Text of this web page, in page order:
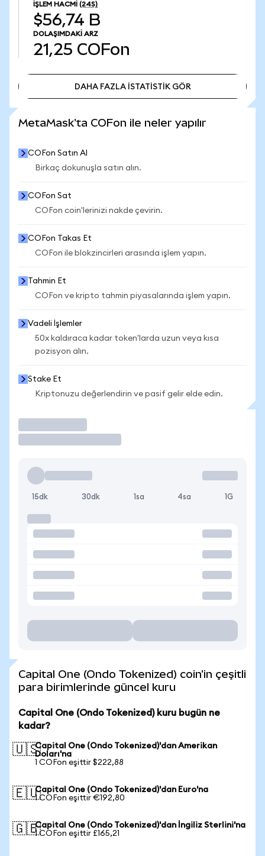
İŞLEM HACMI (24S)
$56,74 B
DOLAŞIMDAKI ARZ
21,25 COFon
DAHA FAZLA İSTATİSTİK GÖR
MetaMask'ta COFon ile neler yapılır
COFon Satın Al
Birkaç dokunuşla satın alın.
COFon Sat
COFon coin'lerinizi nakde çevirin.
COFon Takas Et
COFon ile blokzincirleri arasında işlem yapın.
Tahmin Et
COFon ve kripto tahmin piyasalarında işlem yapın.
Vadeli İşlemler
50x kaldıraca kadar token'larda uzun veya kısa
pozisyon alın.
Stake Et
Kriptonuzu değerlendirin ve pasif gelir elde edin.
15dk 30dk 1sa 4sa 1G
Capital One (Ondo Tokenized) coin'in çeşitli
para birimlerinde güncel kuru
Capital One (Ondo Tokenized) kuru bugün ne
kadar?
🇺🇸Capital One (Ondo Tokenized)'dan Amerikan
Doları'na
1 COFon eşittir $222,88
🇪🇺Capital One (Ondo Tokenized)'dan Euro'na
1 COFon eşittir €192,80
🇬🇧Capital One (Ondo Tokenized)'dan İngiliz Sterlini'na
1 COFon eşittir £165,21